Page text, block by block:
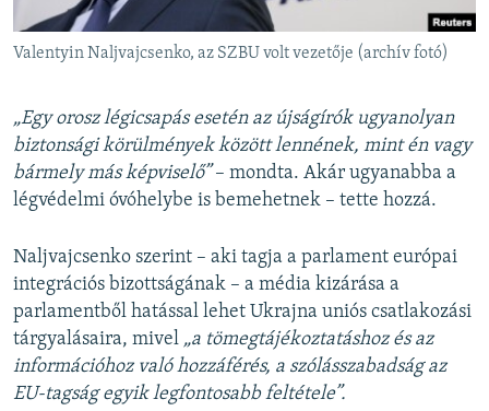
Valentyin Naljvajcsenko, az SZBU volt vezetője (archív fotó)
„Egy orosz légicsapás esetén az újságírók ugyanolyan
biztonsági körülmények között lennének, mint én vagy
bármely más képviselő”– mondta. Akár ugyanabba a
légvédelmi óvóhelybe is bemehetnek – tette hozzá.
Naljvajcsenko szerint – aki tagja a parlament európai
integrációs bizottságának – a média kizárása a
parlamentből hatással lehet Ukrajna uniós csatlakozási
tárgyalásaira, mivel „a tömegtájékoztatáshoz és az
információhoz való hozzáférés, a szólásszabadság az
EU-tagság egyik legfontosabb feltétele”.